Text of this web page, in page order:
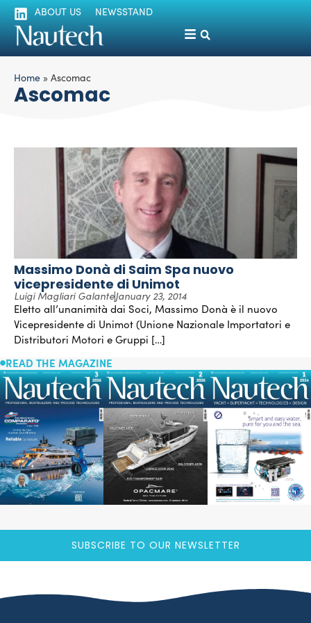
ABOUT US NEWSSTAND
Home » Ascomac
Ascomac
Massimo Donà di Saim Spa nuovo
vicepresidente di Unimot
Luigi Magliari GalanteJanuary 23, 2014
Eletto all’unanimità dai Soci, Massimo Donà è il nuovo
Vicepresidente di Unimot (Unione Nazionale Importatori e
Distributori Motori e Gruppi […]
READ THE MAGAZINE
SUBSCRIBE TO OUR NEWSLETTER